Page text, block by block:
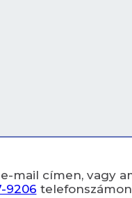
e-mail címen, vagy
9206